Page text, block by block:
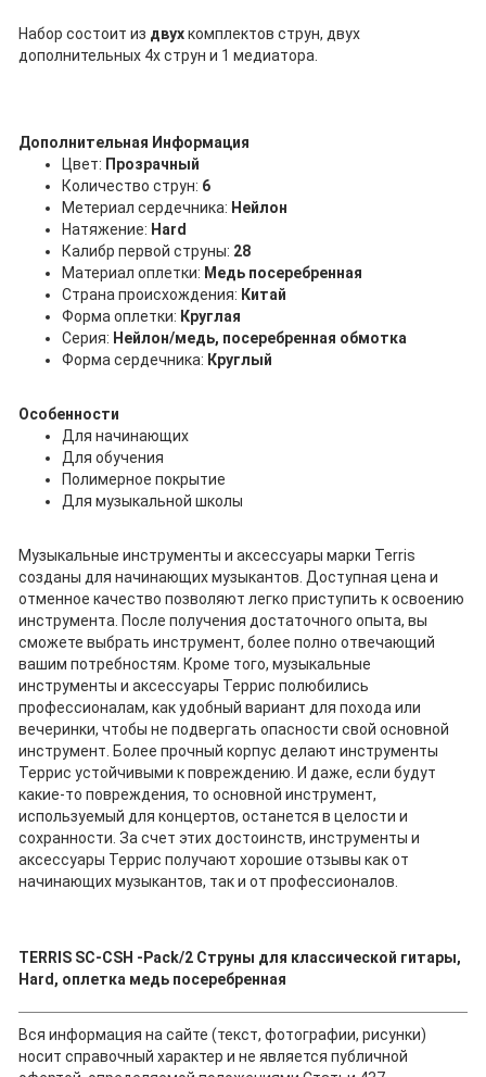
Набор состоит из двухкомплектов струн, двух
дополнительных 4х струн и 1 медиатора.
Дополнительная Информация
Цвет: Прозрачный
Количество струн: 6
Метериал сердечника: Нейлон
Натяжение: Hard
Калибр первой струны: 28
Материал оплетки: Медь посеребренная
Страна происхождения: Китай
Форма оплетки: Круглая
Серия: Нейлон/медь, посеребренная обмотка
Форма сердечника: Круглый
Особенности
Для начинающих
Для обучения
Полимерное покрытие
Для музыкальной школы
Музыкальные инструменты и аксессуары марки Terris
созданы для начинающих музыкантов. Доступная цена и
отменное качество позволяют легко приступить к освоению
инструмента. После получения достаточного опыта, вы
сможете выбрать инструмент, более полно отвечающий
вашим потребностям. Кроме того, музыкальные
инструменты и аксессуары Террис полюбились
профессионалам, как удобный вариант для похода или
вечеринки, чтобы не подвергать опасности свой основной
инструмент. Более прочный корпус делают инструменты
Террис устойчивыми к повреждению. И даже, если будут
какие-то повреждения, то основной инструмент,
используемый для концертов, останется в целости и
сохранности. За счет этих достоинств, инструменты и
аксессуары Террис получают хорошие отзывы как от
начинающих музыкантов, так и от профессионалов.
TERRIS SC-CSH -Pack/2 Струны для классической гитары,
Hard, оплетка медь посеребренная
Вся информация на сайте (текст, фотографии, рисунки)
носит справочный характер и не является публичной